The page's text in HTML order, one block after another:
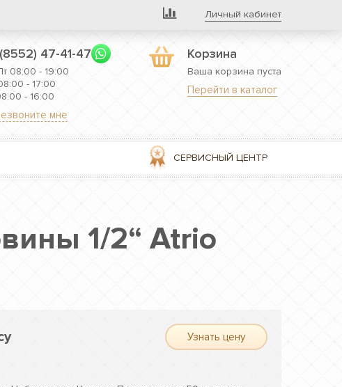
Личный кабинет
Корзина
Ваша корзина пуста
Перейти в каталог
47-41-47
08:00 - 19:00
- 17:00
- 16:00
мне
СЕРВИСНЫЙ ЦЕНТР
1/2“ Atrio
Узнать цену